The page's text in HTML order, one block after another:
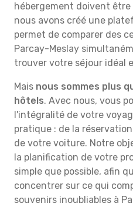
hébergement doivent être
nous avons créé une
permet de comparer des
Parcay-Meslay
trouver votre séjour idéal
Mais nous sommes plus
hôtels. Avec nous, vous
l'intégralité de votre
pratique : de la
de votre voiture. Notre
la planification de votre
simple que possible, afin
concentrer sur ce qui
souvenirs inoubliables à